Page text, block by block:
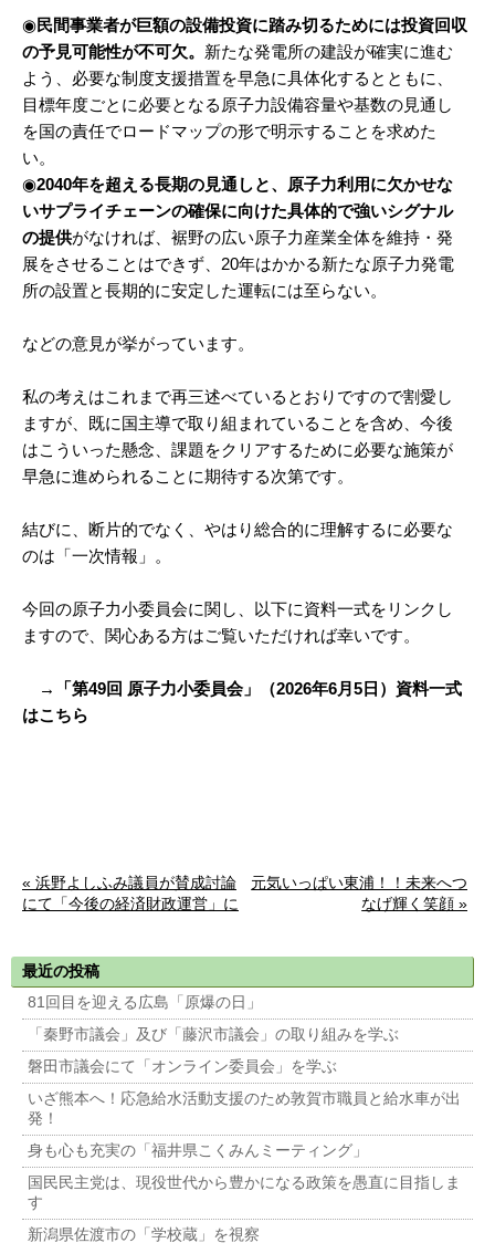
◉民間事業者が巨額の設備投資に踏み切るためには投資回収
の予見可能性が不可欠。 新たな発電所の建設が確実に進む
よう、必要な制度支援措置を早急に具体化するとともに、
目標年度ごとに必要となる原子力設備容量や基数の見通し
を国の責任でロードマップの形で明示することを求めた
い。
◉2040年を超える長期の見通しと、原子力利用に欠かせな
いサプライチェーンの確保に向けた具体的で強いシグナル
の提供がなければ、裾野の広い原子力産業全体を維持・発
展をさせることはできず、20年はかかる新たな原子力発電
所の設置と長期的に安定した運転には至らない。
などの意見が挙がっています。
私の考えはこれまで再三述べているとおりですので割愛し
ますが、既に国主導で取り組まれていることを含め、今後
はこういった懸念、課題をクリアするために必要な施策が
早急に進められることに期待する次第です。
結びに、断片的でなく、やはり総合的に理解するに必要な
のは「一次情報」。
今回の原子力小委員会に関し、以下に資料一式をリンクし
ますので、関心ある方はご覧いただければ幸いです。
→「第49回 原子力小委員会」（2026年6月5日）資料一式
はこちら
« 浜野よしふみ議員が賛成討論
にて「今後の経済財政運営」に
元気いっぱい東浦！！未来へつ
なげ輝く笑顔 »
最近の投稿
81回目を迎える広島「原爆の日」
「秦野市議会」及び「藤沢市議会」の取り組みを学ぶ
磐田市議会にて「オンライン委員会」を学ぶ
いざ熊本へ！応急給水活動支援のため敦賀市職員と給水車が出
発！
身も心も充実の「福井県こくみんミーティング」
国民民主党は、現役世代から豊かになる政策を愚直に目指しま
す
新潟県佐渡市の「学校蔵」を視察